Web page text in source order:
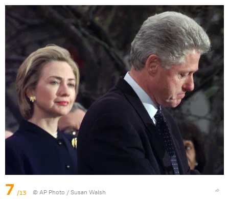
7 /13 © AP Photo / Susan Walsh